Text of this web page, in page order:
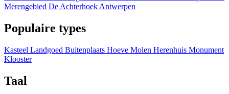
Merengebied De Achterhoek Antwerpen
Populaire types
Kasteel Landgoed Buitenplaats Hoeve Molen Herenhuis Monument
Klooster
Taal